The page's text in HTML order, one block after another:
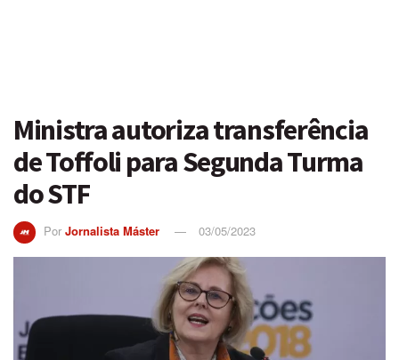
Ministra autoriza transferência
de Toffoli para Segunda Turma
do STF
Por Jornalista Máster 03/05/2023